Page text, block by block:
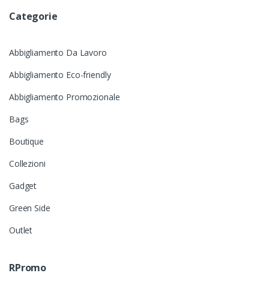
Categorie
Abbigliamento Da Lavoro
Abbigliamento Eco-friendly
Abbigliamento Promozionale
Bags
Boutique
Collezioni
Gadget
Green Side
Outlet
RPromo